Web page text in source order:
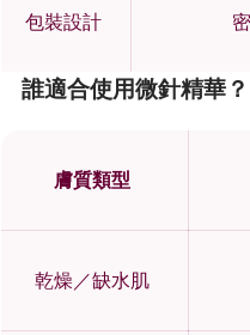
包裝設計
誰適合使用微針精華？
膚質類型
乾燥／缺水肌